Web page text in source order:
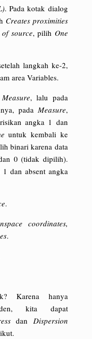
. Pada kotak dialog
Creates proximities
source, pilih One
langkah ke-2,
area Variables.
Measure, lalu pada
pada Measure,
angka 1 dan
untuk kembali ke
binari karena data
0 (tidak dipilih).
1 dan absent angka
.
coordinates,
.
Karena hanya
kita dapat
dan Dispersion